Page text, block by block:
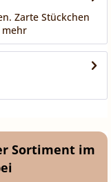
Zarte Stückchen
mehr
Sortiment im